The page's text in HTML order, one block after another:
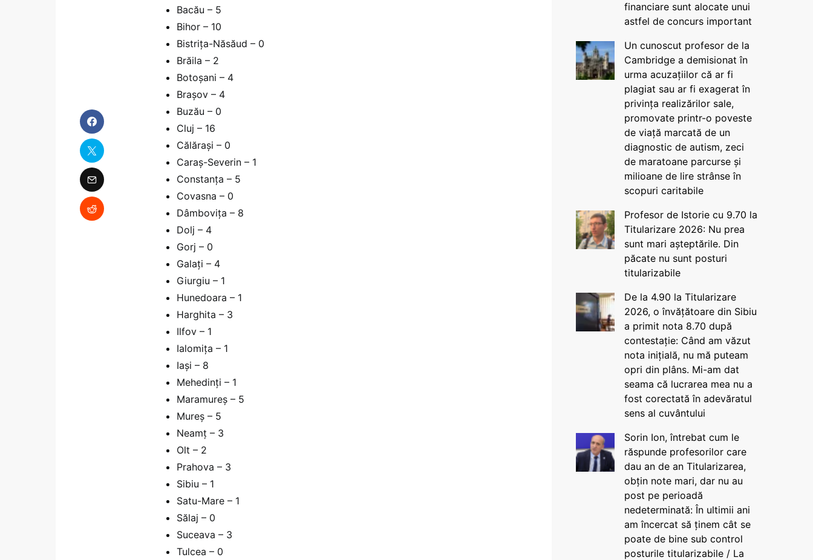
Bacău – 5
Bihor – 10
Bistriţa-Năsăud – 0
Brăila – 2
Botoşani – 4
Braşov – 4
Buzău – 0
Cluj – 16
Călăraşi – 0
Caraş-Severin – 1
Constanța – 5
Covasna – 0
Dâmbovița – 8
Dolj – 4
Gorj – 0
Galați – 4
Giurgiu – 1
Hunedoara – 1
Harghita – 3
Ilfov – 1
Ialomița – 1
Iași – 8
Mehedinți – 1
Maramureș – 5
Mureş – 5
Neamț – 3
Olt – 2
Prahova – 3
Sibiu – 1
Satu-Mare – 1
Sălaj – 0
Suceava – 3
Tulcea – 0
financiare sunt alocate unui
astfel de concurs important
Un cunoscut profesor de la
Cambridge a demisionat în
urma acuzațiilor că ar fi
plagiat sau ar fi exagerat în
privința realizărilor sale,
promovate printr-o poveste
de viață marcată de un
diagnostic de autism, zeci
de maratoane parcurse și
milioane de lire strânse în
scopuri caritabile
Profesor de Istorie cu 9.70 la
Titularizare 2026: Nu prea
sunt mari așteptările. Din
păcate nu sunt posturi
titularizabile
De la 4.90 la Titularizare
2026, o învățătoare din Sibiu
a primit nota 8.70 după
contestație: Când am văzut
nota inițială, nu mă puteam
opri din plâns. Mi-am dat
seama că lucrarea mea nu a
fost corectată în adevăratul
sens al cuvântului
Sorin Ion, întrebat cum le
răspunde profesorilor care
dau an de an Titularizarea,
obțin note mari, dar nu au
post pe perioadă
nedeterminată: În ultimii ani
am încercat să ținem cât se
poate de bine sub control
posturile titularizabile / La